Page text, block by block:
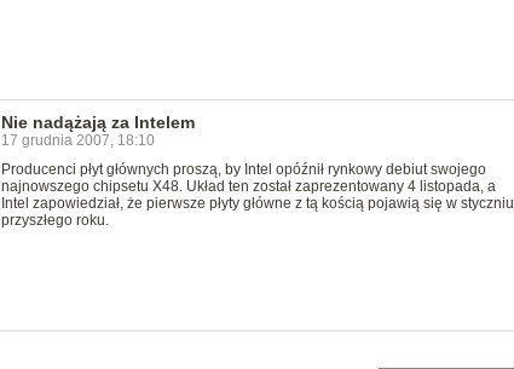
Nie nadążają za Intelem
17 grudnia 2007, 18:10
Producenci płyt głównych proszą, by Intel opóźnił rynkowy debiut swojego
najnowszego chipsetu X48. Układ ten został zaprezentowany 4 listopada, a
Intel zapowiedział, że pierwsze płyty główne z tą kością pojawią się w styczniu
przyszłego roku.